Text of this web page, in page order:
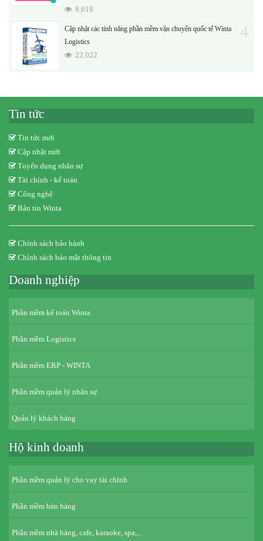
8,618
Cập nhật các tính năng phần mềm vận chuyển quốc tế Winta
Logistics
22,022
4
Tin tức
Tin tức mới
Cập nhật mới
Tuyển dụng nhân sự
Tài chính - kế toán
Công nghệ
Bản tin Winta
Chính sách bảo hành
Chính sách bảo mật thông tin
Doanh nghiệp
Phần mềm kế toán Winta
Phần mềm Logistics
Phần mềm ERP - WINTA
Phần mềm quản lý nhân sự
Quản lý khách hàng
Hộ kinh doanh
Phần mềm quản lý cho vay tài chính
Phần mềm bán hàng
Phần mềm nhà hàng, cafe, karaoke, spa,...